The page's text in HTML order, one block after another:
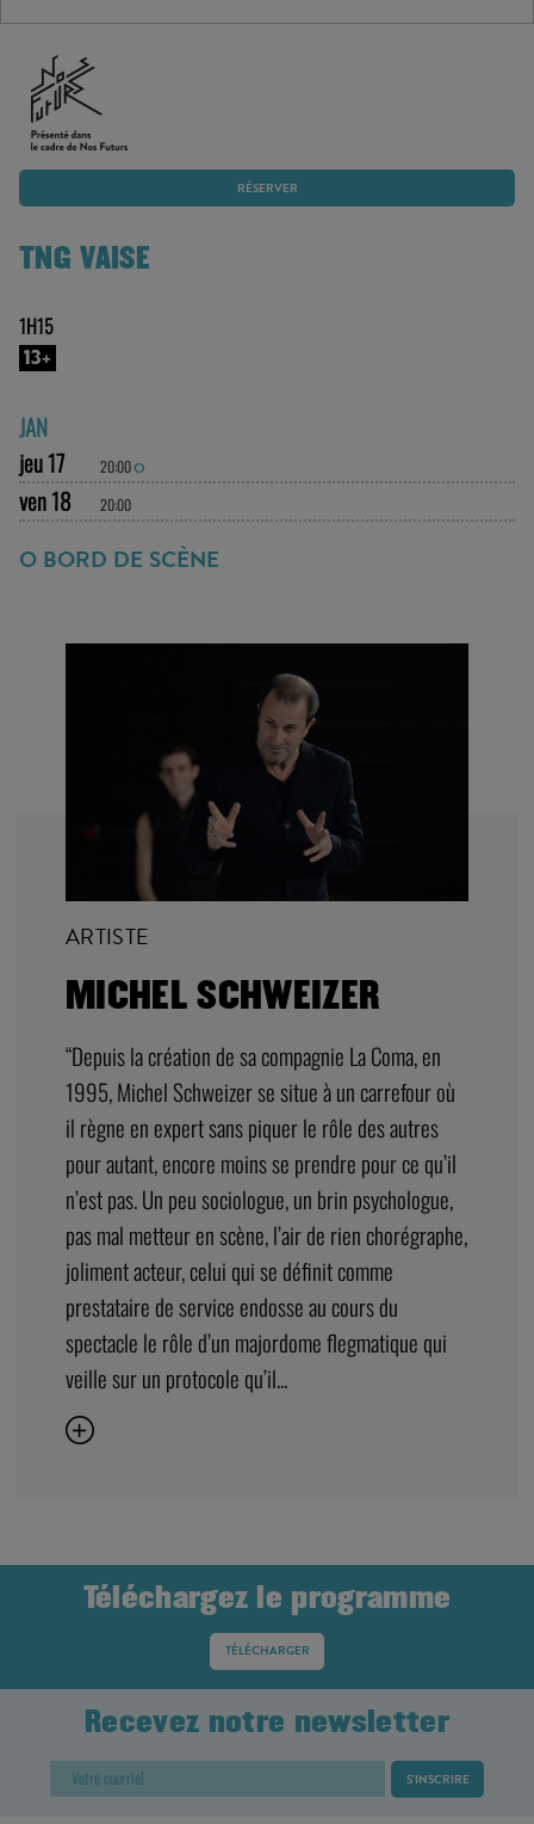
RÉSERVER
TNG VAISE
1H15
13+
JAN
jeu 17
20:00O
ven 18 20:00
O BORD DE SCÈNE
ARTISTE
MICHEL SCHWEIZER
“Depuis la création de sa compagnie La Coma, en
1995, Michel Schweizer se situe à un carrefour où
il règne en expert sans piquer le rôle des autres
pour autant, encore moins se prendre pour ce qu’il
n’est pas. Un peu sociologue, un brin psychologue,
pas mal metteur en scène, l’air de rien chorégraphe,
joliment acteur, celui qui se définit comme
prestataire de service endosse au cours du
spectacle le rôle d’un majordome flegmatique qui
veille sur un protocole qu’il...
Téléchargez le programme
TÉLÉCHARGER
Recevez notre newsletter